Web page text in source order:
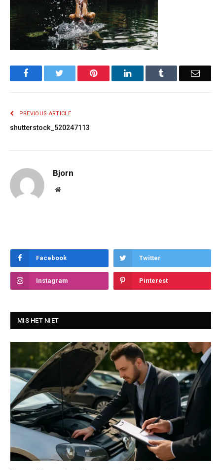
Facebook Pinterest LinkedIn Email
PREVIOUS ARTICLE
shutterstock_520247113
Bjorn
Website
Facebook Twitter
Instagram Pinterest
MIS HET NIET